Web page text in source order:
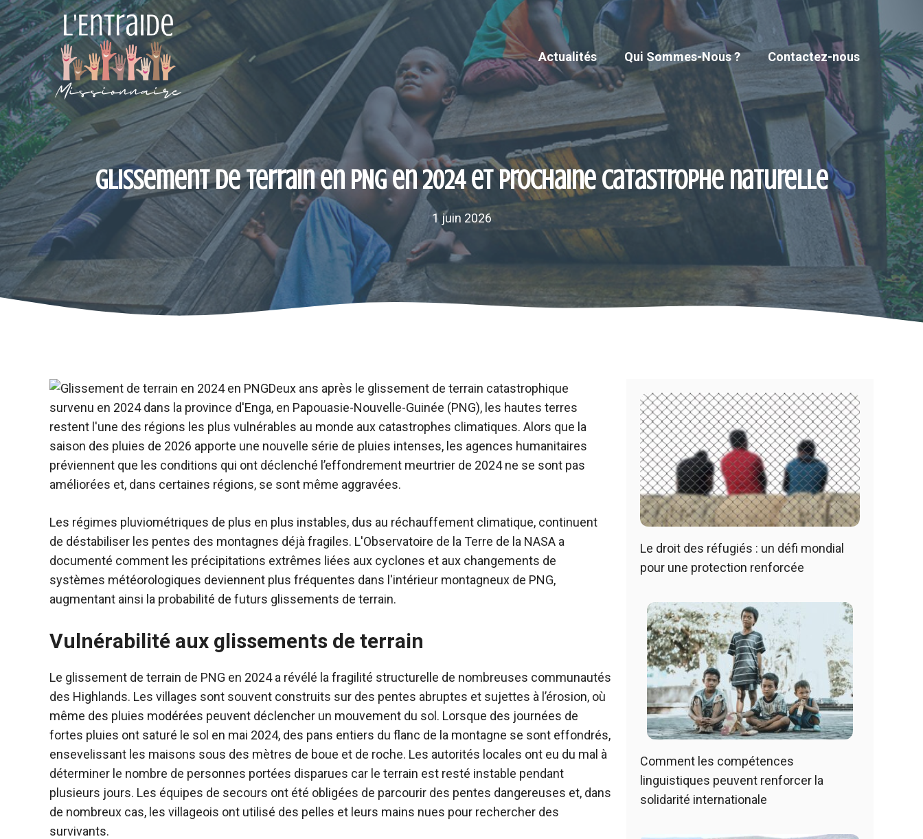
Aller
au
contenu
Actualités Qui Sommes-Nous ? Contactez-nous
Glissement de terrain en PNG en 2024 et prochaine catastrophe naturelle
1 juin 2026
Deux ans après le glissement de terrain catastrophique
survenu en 2024 dans la province d'Enga, en Papouasie-Nouvelle-Guinée (PNG), les hautes terres
restent l'une des régions les plus vulnérables au monde aux catastrophes climatiques. Alors que la
saison des pluies de 2026 apporte une nouvelle série de pluies intenses, les agences humanitaires
préviennent que les conditions qui ont déclenché l’effondrement meurtrier de 2024 ne se sont pas
améliorées et, dans certaines régions, se sont même aggravées.
Les régimes pluviométriques de plus en plus instables, dus au réchauffement climatique, continuent
de déstabiliser les pentes des montagnes déjà fragiles. L'Observatoire de la Terre de la NASA a
documenté comment les précipitations extrêmes liées aux cyclones et aux changements de
systèmes météorologiques deviennent plus fréquentes dans l'intérieur montagneux de PNG,
augmentant ainsi la probabilité de futurs glissements de terrain.
Vulnérabilité aux glissements de terrain
Le glissement de terrain de PNG en 2024 a révélé la fragilité structurelle de nombreuses communautés
des Highlands. Les villages sont souvent construits sur des pentes abruptes et sujettes à l’érosion, où
même des pluies modérées peuvent déclencher un mouvement du sol. Lorsque des journées de
fortes pluies ont saturé le sol en mai 2024, des pans entiers du flanc de la montagne se sont effondrés,
ensevelissant les maisons sous des mètres de boue et de roche. Les autorités locales ont eu du mal à
déterminer le nombre de personnes portées disparues car le terrain est resté instable pendant
plusieurs jours. Les équipes de secours ont été obligées de parcourir des pentes dangereuses et, dans
de nombreux cas, les villageois ont utilisé des pelles et leurs mains nues pour rechercher des
survivants.
Le droit des réfugiés : un défi mondial
pour une protection renforcée
Comment les compétences
linguistiques peuvent renforcer la
solidarité internationale